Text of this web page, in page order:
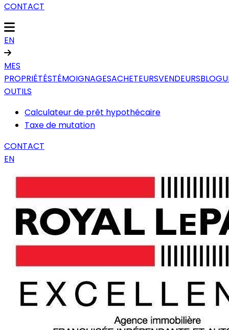
CONTACT
EN
MES
PROPRIÉTÉSTÉMOIGNAGESACHETEURSVENDEURS
OUTILS
Calculateur de prêt hypothécaire
Taxe de mutation
CONTACT
EN